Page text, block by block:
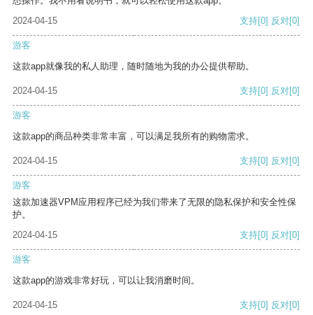
2024-04-15
支持[0] 反对[0]
游客
这款app就像我的私人助理，随时随地为我的办公提供帮助。
2024-04-15 支持[0] 反对[0]
游客
这款app的商品种类非常丰富，可以满足我所有的购物需求。
2024-04-15 支持[0] 反对[0]
游客
这款加速器VPM应用程序已经为我们带来了无限的隐私保护和安全性保
护。
2024-04-15
支持[0] 反对[0]
游客
这款app的游戏非常好玩，可以让我消磨时间。
2024-04-15 支持[0] 反对[0]